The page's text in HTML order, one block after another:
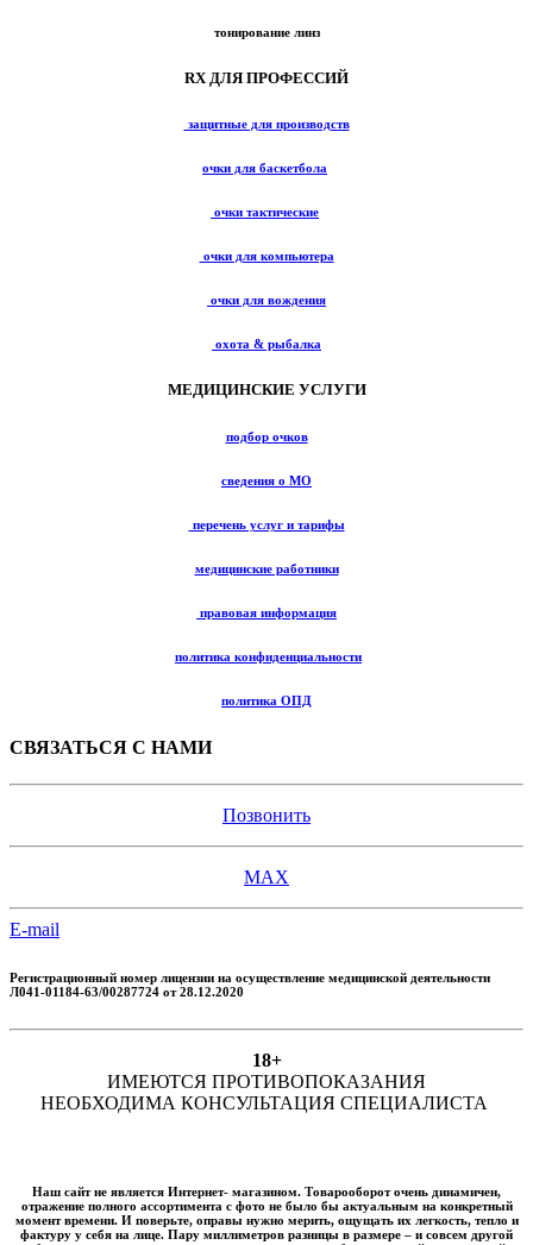
тонирование линз
RX ДЛЯ ПРОФЕССИЙ
защитные для производств
очки для баскетбола
очки тактические
очки для компьютера
очки для вождения
охота & рыбалка
МЕДИЦИНСКИЕ УСЛУГИ
подбор очков
сведения о МО
перечень услуг и тарифы
медицинские работники
правовая информация
политика конфиденциальности
политика ОПД
СВЯЗАТЬСЯ С НАМИ
Позвонить
MAX
E-mail
Регистрационный номер лицензии на осуществление медицинской деятельности
Л041-01184-63/00287724 от 28.12.2020
18+
ИМЕЮТСЯ ПРОТИВОПОКАЗАНИЯ
НЕОБХОДИМА КОНСУЛЬТАЦИЯ СПЕЦИАЛИСТА
Наш сайт не является Интернет- магазином. Товарооборот очень динамичен,
отражение полного ассортимента с фото не было бы актуальным на конкретный
момент времени. И поверьте, оправы нужно мерить, ощущать их легкость, тепло и
фактуру у себя на лице. Пару миллиметров разницы в размере – и совсем другой